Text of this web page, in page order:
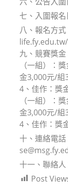
七、入圍報
八、報名方
九、競賽獎
（一組）：
金3,000元/組
4、佳作：獎
（一組）：
金3,000元/組
4、佳作：獎
十、連絡電
十一、聯絡
Post